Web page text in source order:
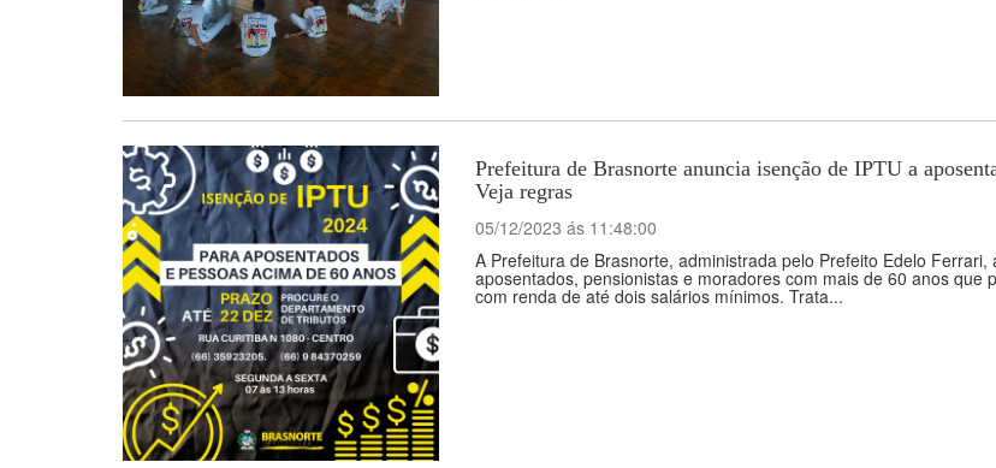
Prefeitura de Brasnorte anuncia isenção de IPTU a
Veja regras
05/12/2023 ás 11:48:00
A Prefeitura de Brasnorte, administrada pelo Prefeito Edelo
aposentados, pensionistas e moradores com mais de 60 anos
com renda de até dois salários mínimos. Trata...